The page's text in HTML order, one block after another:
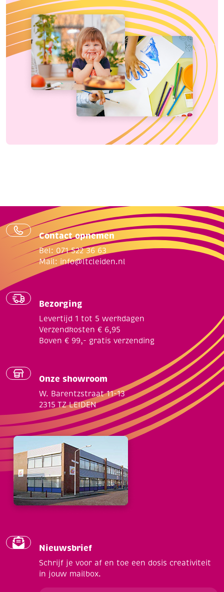
Contact opnemen
Bel: 071 522 36 63
Mail: info@ltcleiden.nl
Bezorging
Levertijd 1 tot 5 werkdagen
Verzendkosten € 6,95
Boven € 99,- gratis verzending
Onze showroom
W. Barentzstraat 11-13
2315 TZ LEIDEN
Nieuwsbrief
Schrijf je voor af en toe een dosis creativiteit
in jouw mailbox.